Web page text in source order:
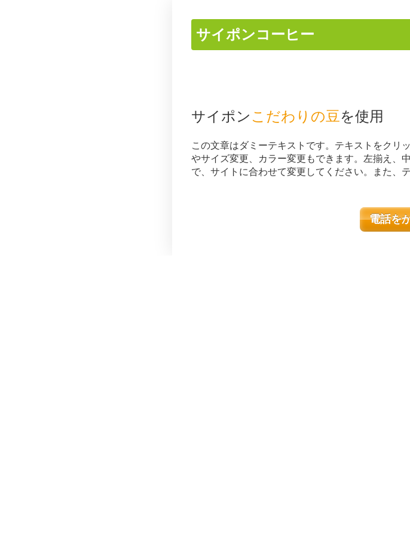
サイポンコーヒー
サイポンこだわりの豆を使用
この文章はダミーテキストです。テキストをクリ
やサイズ変更、カラー変更もできます。左揃え、
で、サイトに合わせて変更してください。また、
電話を